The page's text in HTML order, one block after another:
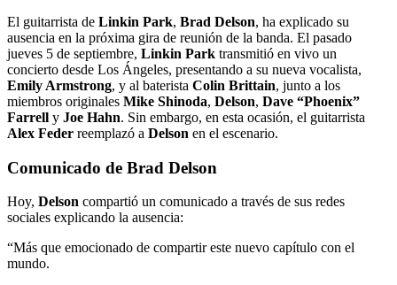
El guitarrista de Linkin Park, Brad Delson, ha explicado su
ausencia en la próxima gira de reunión de la banda. El pasado
jueves 5 de septiembre, Linkin Park transmitió en vivo un
concierto desde Los Ángeles, presentando a su nueva vocalista,
Emily Armstrong, y al baterista Colin Brittain, junto a los
miembros originales Mike Shinoda, Delson, Dave “Phoenix”
Farrell y Joe Hahn. Sin embargo, en esta ocasión, el guitarrista
Alex Feder reemplazó a Delson en el escenario.
Comunicado de Brad Delson
Hoy, Delson compartió un comunicado a través de sus redes
sociales explicando la ausencia:
“Más que emocionado de compartir este nuevo capítulo con el
mundo.